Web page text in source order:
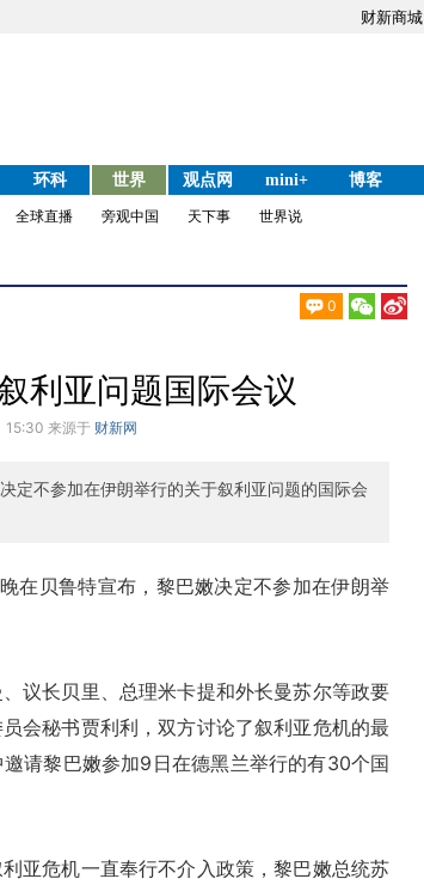
财新商城
环科 世界 观点网 mini+ 博客
全球直播
旁观中国 天下事 世界说
0
利亚问题国际会议
15:30 来源于 财新网
定不参加在伊朗举行的关于叙利亚问题的国际会
贝鲁特宣布，黎巴嫩决定不参加在伊朗举
长贝里、总理米卡提和外长曼苏尔等政要
会秘书贾利利，双方讨论了叙利亚危机的最
请黎巴嫩参加9日在德黑兰举行的有30个国
危机一直奉行不介入政策，黎巴嫩总统苏